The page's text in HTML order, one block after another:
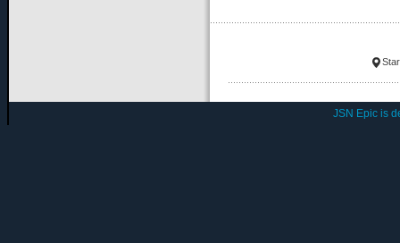
JSN Epic is